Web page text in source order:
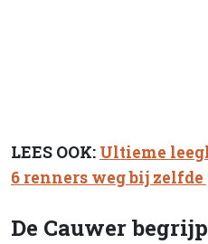
LEES OOK: Ultieme
6 renners weg bij zelfde
De Cauwer